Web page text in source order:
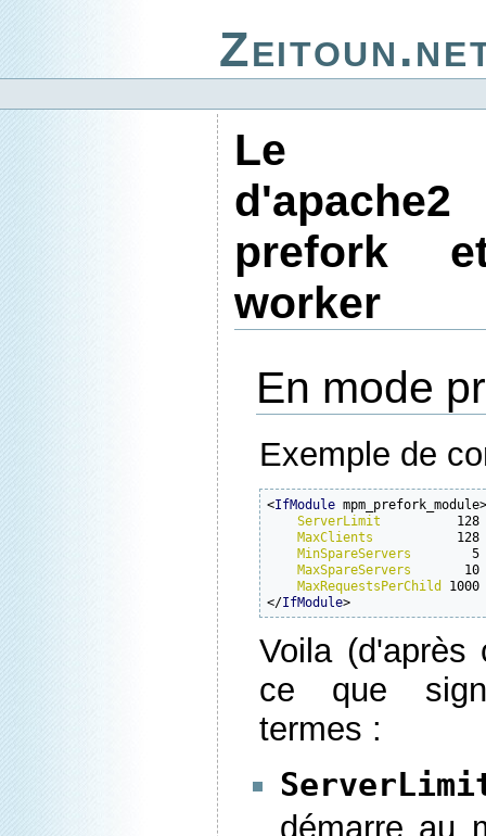
Le
prefork
worker
En mode
Exemple de
<IfModule
ServerLimit
          128
MaxClients
           128
MinSpareServers
        5
MaxSpareServers
       10
MaxRequestsPerChild
1000
</IfModule>
Voila (d'après
ce que
termes :
démarre au